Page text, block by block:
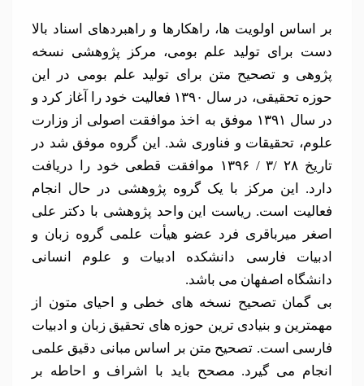
بر اساس اولویت ها، راهکارها و راهبردهای اسناد بالا
دست برای تولید علم بومی، مرکز پژوهشی نسخه
پژوهی و تصحیح متن برای تولید علم بومی در این
حوزه تحقیقی، در سال ۱۳۹۰ فعالیت خود را آغاز کرد و
در سال ۱۳۹۱ موفق به اخذ موافقت اصولی از وزارت
علوم، تحقیقات و فناوری شد. این گروه موفق شد در
تاریخ ۲۸ /۳ / ۱۳۹۶ موافقت قطعی خود را دریافت
دارد. این مرکز با یک گروه پژوهشی در حال انجام
فعالیت است. ریاست این واحد پژوهشی با دکتر علی
اصغر میرباقری فرد عضو هیأت علمی گروه زبان و
ادبیات فارسی دانشکده ادبیات و علوم انسانی
دانشگاه اصفهان می باشد.
بی گمان تصحیح نسخه های خطی و احیای متون از
مهمترین و بنیادی ترین حوزه های تحقیق زبان و ادبیات
فارسی است. تصحیح متن بر اساس مبانی دقیق علمی
انجام می گیرد. مصحح باید با اشراف و احاطه بر